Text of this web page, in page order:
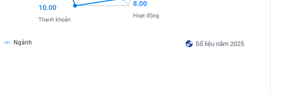
Số liệu năm 2025
Ngành
8.00
Hoạt động
10.00
Thanh khoản